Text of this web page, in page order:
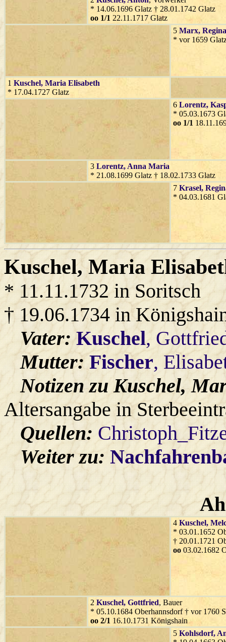
* 14.06.1696 Glatz † 28.01.1742 Glatz
oo 1/1 22.11.1717 Glatz
5 Marx, Regina
* vor 1659
1 Kuschel, Maria Elisabeth
* 17.04.1727 Glatz
6 Lorentz,
* 05.03.1673
oo 1/1
3 Lorentz, Anna Maria
* 21.08.1699 Glatz † 18.02.1733 Glatz
7 Krasel,
* 04.03.1681
Kuschel, Maria
* 11.11.1732 in Soritsch
† 19.06.1734 in
Vater:Kuschel,
Mutter:Fischer,
Notizen zu Kuschel,
Altersangabe in
Quellen:
Weiter zu:
4 Kuschel,
* 03.01.1652
† 20.01.1721
oo 03.02.1682
2 Kuschel, Gottfried, Bauer
* 05.10.1684 Oberhannsdorf † vor 1760
oo 2/1 16.10.1731 Königshain
5 Kohlsdorf,